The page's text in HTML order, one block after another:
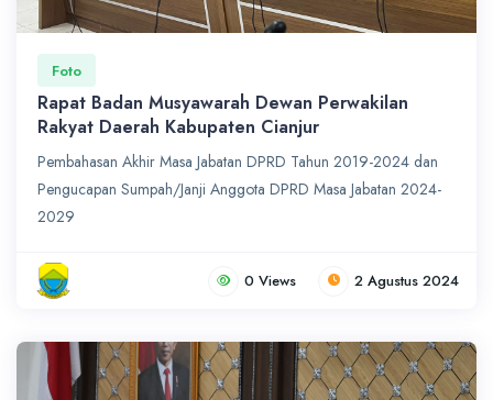
Foto
Rapat Badan Musyawarah Dewan Perwakilan
Rakyat Daerah Kabupaten Cianjur
Pembahasan Akhir Masa Jabatan DPRD Tahun 2019-2024 dan
Pengucapan Sumpah/Janji Anggota DPRD Masa Jabatan 2024-
2029
0 Views 2 Agustus 2024